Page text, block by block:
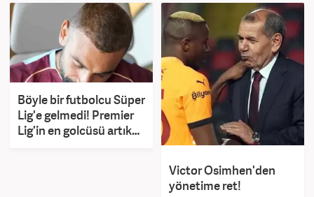
Böyle bir futbolcu Süper
Lig'e gelmedi! Premier
Lig'in en golcüsü artık
Victor Osimhen'den
yönetime ret!